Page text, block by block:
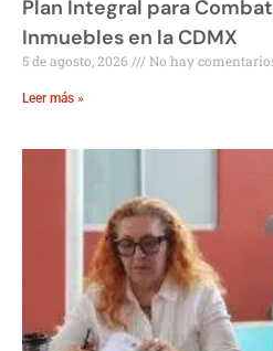
Plan Integral para
Inmuebles en la CDMX
5 de agosto, 2026 No hay
Leer más »